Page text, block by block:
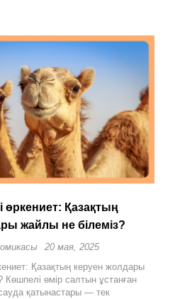
өркениет: Қазақтың
жайлы не білеміз?
20 мая, 2025
Қазақтың керуен жолдары
Көшпелі өмір салтын ұстанған
қатынастары — тек